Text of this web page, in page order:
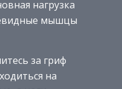
нагрузка
мышцы
за гриф
на